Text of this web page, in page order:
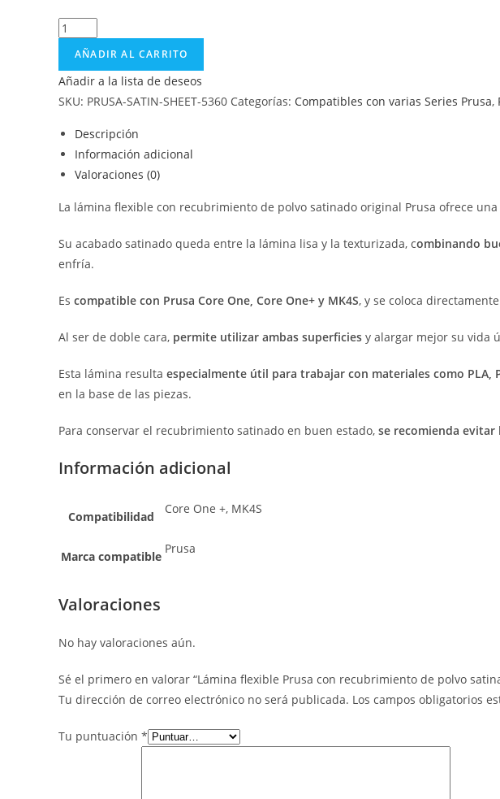
AÑADIR AL CARRITO
Añadir a la lista de deseos
SKU: PRUSA-SATIN-SHEET-5360 Categorías: Compatibles con varias Series Prusa,
Descripción
Información adicional
Valoraciones (0)
La lámina flexible con recubrimiento de polvo satinado original Prusa ofrece una
Su acabado satinado queda entre la lámina lisa y la texturizada, combinando
enfría.
Es compatible con Prusa Core One, Core One+ y MK4S, y se coloca
Al ser de doble cara, permite utilizar ambas superficies y alargar mejor su vida
Esta lámina resulta especialmente útil para trabajar con materiales como PLA,
en la base de las piezas.
Para conservar el recubrimiento satinado en buen estado, se recomienda evitar
Información adicional
Compatibilidad
Core One +, MK4S
Marca compatible
Prusa
Valoraciones
No hay valoraciones aún.
Sé el primero en valorar “Lámina flexible Prusa con recubrimiento de polvo
Tu dirección de correo electrónico no será publicada. Los campos obligatorios
Tu puntuación *